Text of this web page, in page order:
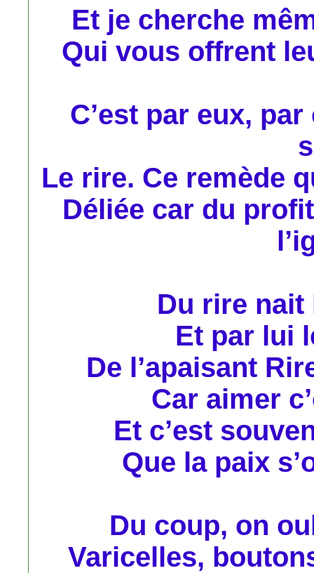
Et je cherche
Qui vous offrent
C’est par eux,
Le rire. Ce remède
Déliée car du
Du rire
Et par lui
De l’apaisant
Car aimer
Et c’est
Que la paix
Du coup, on
Varicelles,